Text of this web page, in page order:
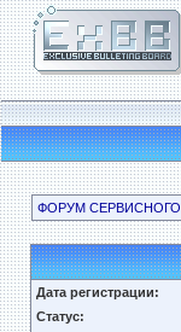
ФОРУМ СЕРВИСНОГО
Дата регистрации:
Статус: